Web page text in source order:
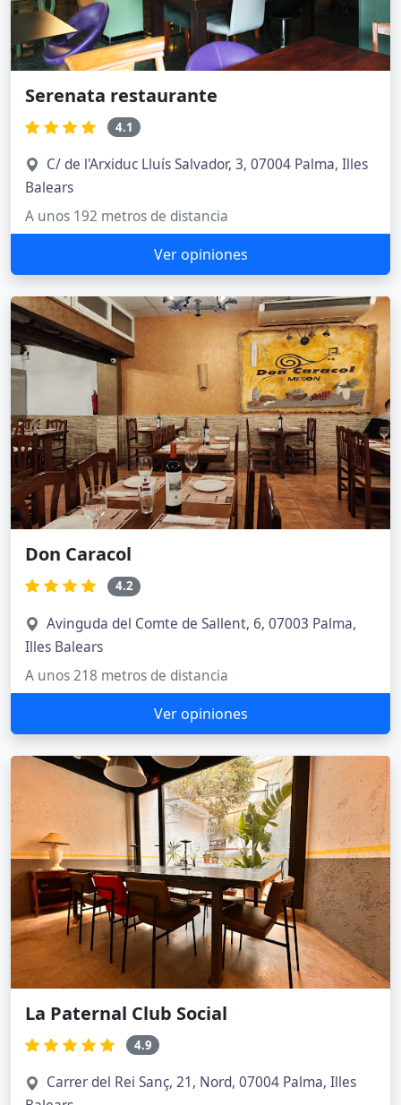
Serenata restaurante
4.1
C/ de l'Arxiduc Lluís Salvador, 3, 07004 Palma, Illes
Balears
A unos 192 metros de distancia
Ver opiniones
Don Caracol
4.2
Avinguda del Comte de Sallent, 6, 07003 Palma,
Illes Balears
A unos 218 metros de distancia
Ver opiniones
La Paternal Club Social
4.9
Carrer del Rei Sanç, 21, Nord, 07004 Palma, Illes